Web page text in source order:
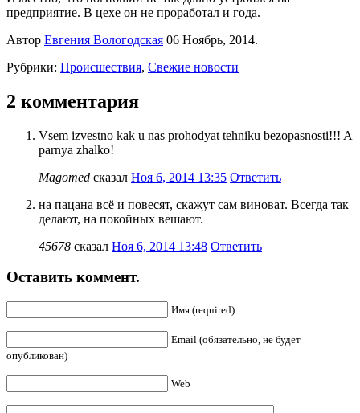
предприятие. В цехе он не проработал и года.
Автор Евгения Вологодская 06 Ноябрь, 2014.
Рубрики: Происшествия, Свежие новости
2 комментария
Vsem izvestno kak u nas prohodyat tehniku bezopasnosti!!! A
parnya zhalko!
Magomed сказал Ноя 6, 2014 13:35 Ответить
на пацана всё и повесят, скажут сам виноват. Всегда так
делают, на покойных вешают.
45678 сказал Ноя 6, 2014 13:48 Ответить
Оставить коммент.
Имя (required)
Email (обязательно, не будет
опубликован)
Web